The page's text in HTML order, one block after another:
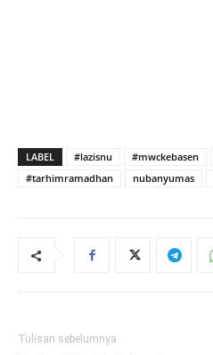
LABEL #lazisnu #mwckebasen
#tarhimramadhan
nubanyumas
Tulisan sebelumnya